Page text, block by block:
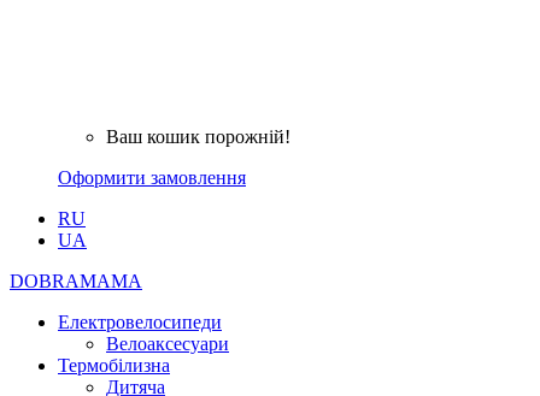
Ваш кошик порожній!
Оформити замовлення
RU
UA
DOBRAMAMA
Електровелосипеди
Велоаксесуари
Термобілизна
Дитяча